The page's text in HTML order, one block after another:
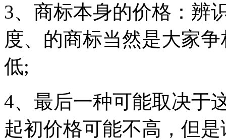
3、商标本身的价格：辨
度、的商标当然是大家
低;
4、最后一种可能取决于
起初价格可能不高，但